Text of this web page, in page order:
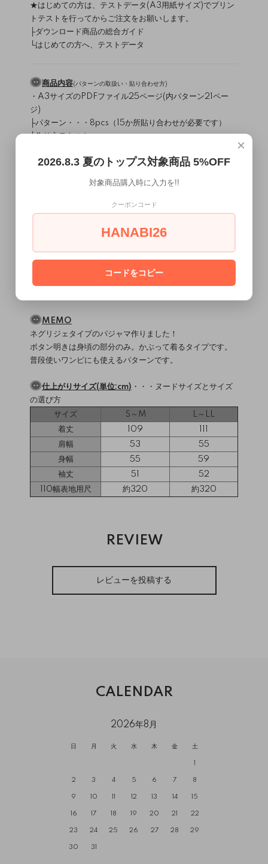
★はじめての方は、テストデータ(A3用紙サイズ)でプリン
トテストを行ってからご注文をお願いします。
├ダウンロード商品の総合ガイド
└はじめての方へ、テストデータ
商品内容(パターンの取扱い・貼り合わせ方)
・A3サイズのPDFファイル25ページ(内パターン21ペー
ジ)
├パターン・・・8pcs（15か所貼り合わせが必要です）
└作り方テキスト
材料（生地について/ 副資材について）
11.5～13mmボタン 4個
8～10コールゴム ～約50cm
直線縫いミシン / ロックミシン
縫製難易度・・・★☆☆☆☆
MEMO
ネグリジェタイプのパジャマ作りました！
ボタン明きは身頃の部分のみ。かぶって着るタイプです。
普段使いワンピにも使えるパターンです。
仕上がりサイズ(単位:cm) ・・・ ヌードサイズとサイズ
の選び方
サイズ
S～M
L～LL
着丈
109
肩幅
53
55
身幅
55
59
袖丈
51
52
110幅表地用尺
約320 約320
REVIEW
レビューを投稿する
CALENDAR
2026年8月
日 月 火 水 木 金 土
1
2 3 4 5 6 7 8
9 10 11 12 13 14 15
16 17 18 19 20 21 22
23 24 25 26 27 28 29
30 31
×
2026.8.3 夏のトップス対象商品 5%OFF
対象商品購入時に入力を!!
クーポンコード
HANABI26
コードをコピー